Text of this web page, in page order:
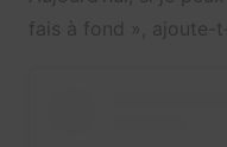
fais à fond », ajoute-t-